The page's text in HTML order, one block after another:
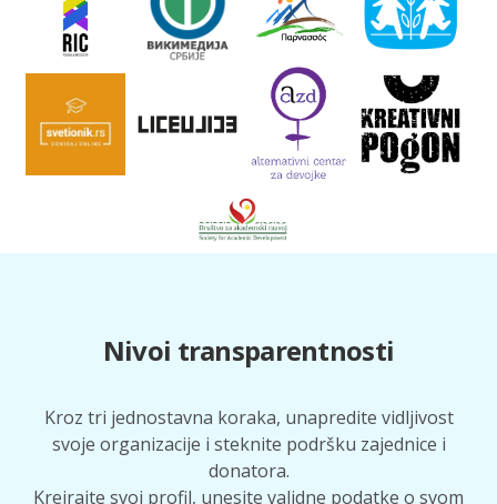
Nivoi transparentnosti
Kroz tri jednostavna koraka, unapredite vidljivost
svoje organizacije i steknite podršku zajednice i
donatora.
Kreirajte svoj profil, unesite validne podatke o svom